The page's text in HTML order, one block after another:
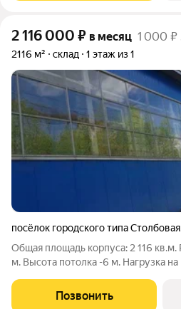
2 116 000 ₽ в месяц 1 000 ₽
2116 м² склад 1 этаж из 1
посёлок городского типа Столбовая
Общая площадь корпуса: 2 116
м. Высота потолка -6 м. Нагрузка
Встроенный АБК 64 кв.м. ID: w13317
Позвонить